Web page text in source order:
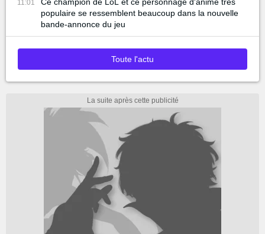
11:01
populaire se ressemblent beaucoup dans la nouvelle
bande-annonce du jeu
Toute l'actu